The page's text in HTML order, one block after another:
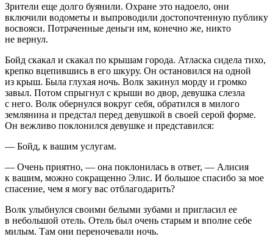
Зрители еще долго буянили. Охране это надоело, они
включили водометы и выпроводили достопочтенную публику
восвояси. Потраченные деньги им, конечно же, никто
не вернул.
Бойд скакал и скакал по крышам города. Атласка сидела тихо,
крепко вцепившись в его шкуру. Он остановился на одной
из крыш. Была глухая ночь. Волк закинул морду и громко
завыл. Потом спрыгнул с крыши во двор, девушка слезла
с него. Волк обернулся вокруг себя, обратился в милого
землянина и предстал перед девушкой в своей серой форме.
Он вежливо поклонился девушке и представился:
— Бойд, к вашим услугам.
— Очень приятно, — она поклонилась в ответ, — Алисия
к вашим, можно сокращенно Элис. И большое спасибо за мое
спасение, чем я могу вас отблагодарить?
Волк улыбнулся своими белыми зубами и пригласил ее
в небольшой отель. Отель был очень старым и вполне себе
милым. Там они переночевали ночь.